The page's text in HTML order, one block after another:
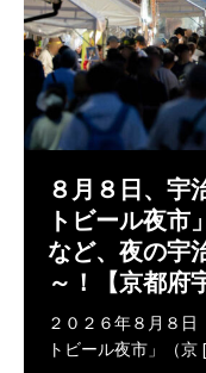
８月８日、宇
トビール夜市
など、夜の宇
～！【京都府
２０２６年８月８
トビール夜市」（京